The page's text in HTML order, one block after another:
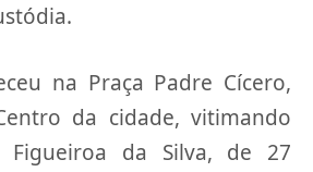
na Praça Padre Cícero,
da cidade, vitimando
Figueiroa da Silva, de 27